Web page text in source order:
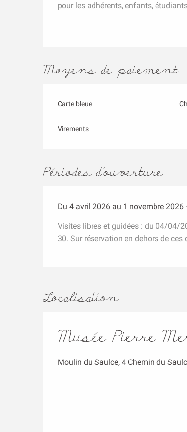
pour les adhérents, enfants, étudiants
Moyens de paiement
Carte bleue
Virements
Périodes d'ouverture
Du 4 avril 2026 au 1 novembre 2026
Visites libres et guidées : du 04/04/
30. Sur réservation en dehors de ces
Localisation
Musée Pierre
Moulin du Saulce, 4 Chemin du